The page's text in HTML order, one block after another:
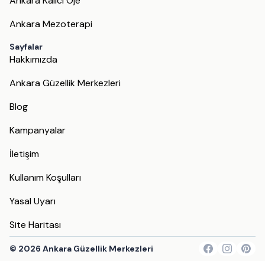
Ankara Mezoterapi
Sayfalar
Hakkımızda
Ankara Güzellik Merkezleri
Blog
Kampanyalar
İletişim
Kullanım Koşulları
Yasal Uyarı
Site Haritası
© 2026 Ankara Güzellik Merkezleri